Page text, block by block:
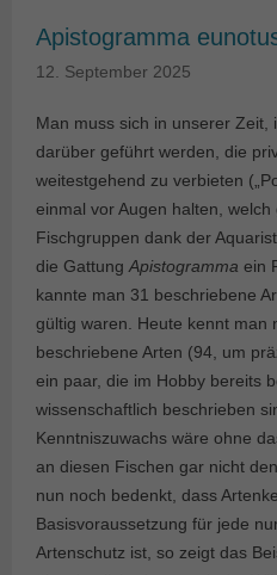
Apistogramma
12. September 2025
Man muss sich in unserer Zeit,
darüber geführt werden, die
weitestgehend zu verbieten
einmal vor Augen halten,
Fischgruppen dank der
die Gattung Apistogramma ein
kannte man 31 beschriebene
gültig waren. Heute kennt man
beschriebene Arten (94, um
ein paar, die im Hobby bereits
wissenschaftlich beschrieben
Kenntniszuwachs wäre ohne
an diesen Fischen gar nicht
nun noch bedenkt, dass
Basisvoraussetzung für jede
Artenschutz ist, so zeigt das